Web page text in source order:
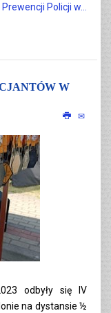
Policji w...
W
odbyły się IV
na dystansie ½